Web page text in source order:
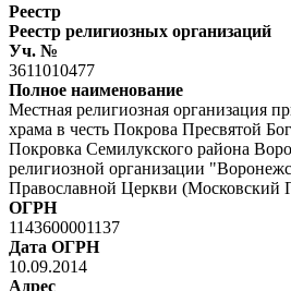
Реестр
Реестр религиозных организаций
Уч. №
3611010477
Полное наименование
Местная религиозная организация
храма в честь Покрова Пресвятой
Покровка Семилукского района
религиозной организации
Православной Церкви (Московский
ОГРН
1143600001137
Дата ОГРН
10.09.2014
Адрес